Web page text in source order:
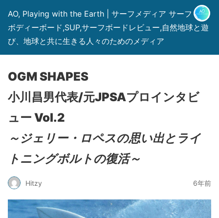
AO, Playing with the Earth | サーフメディア サーフィン,
ボディーボード,SUP,サーフボードレビュー,自然地球と遊
び、地球と共に生きる人々のためのメディア
OGM SHAPES
小川昌男代表/元JPSAプロインタビ
ュー Vol.2
～ジェリー・ロペスの思い出とライ
トニングボルトの復活～
Hitzy 6年前